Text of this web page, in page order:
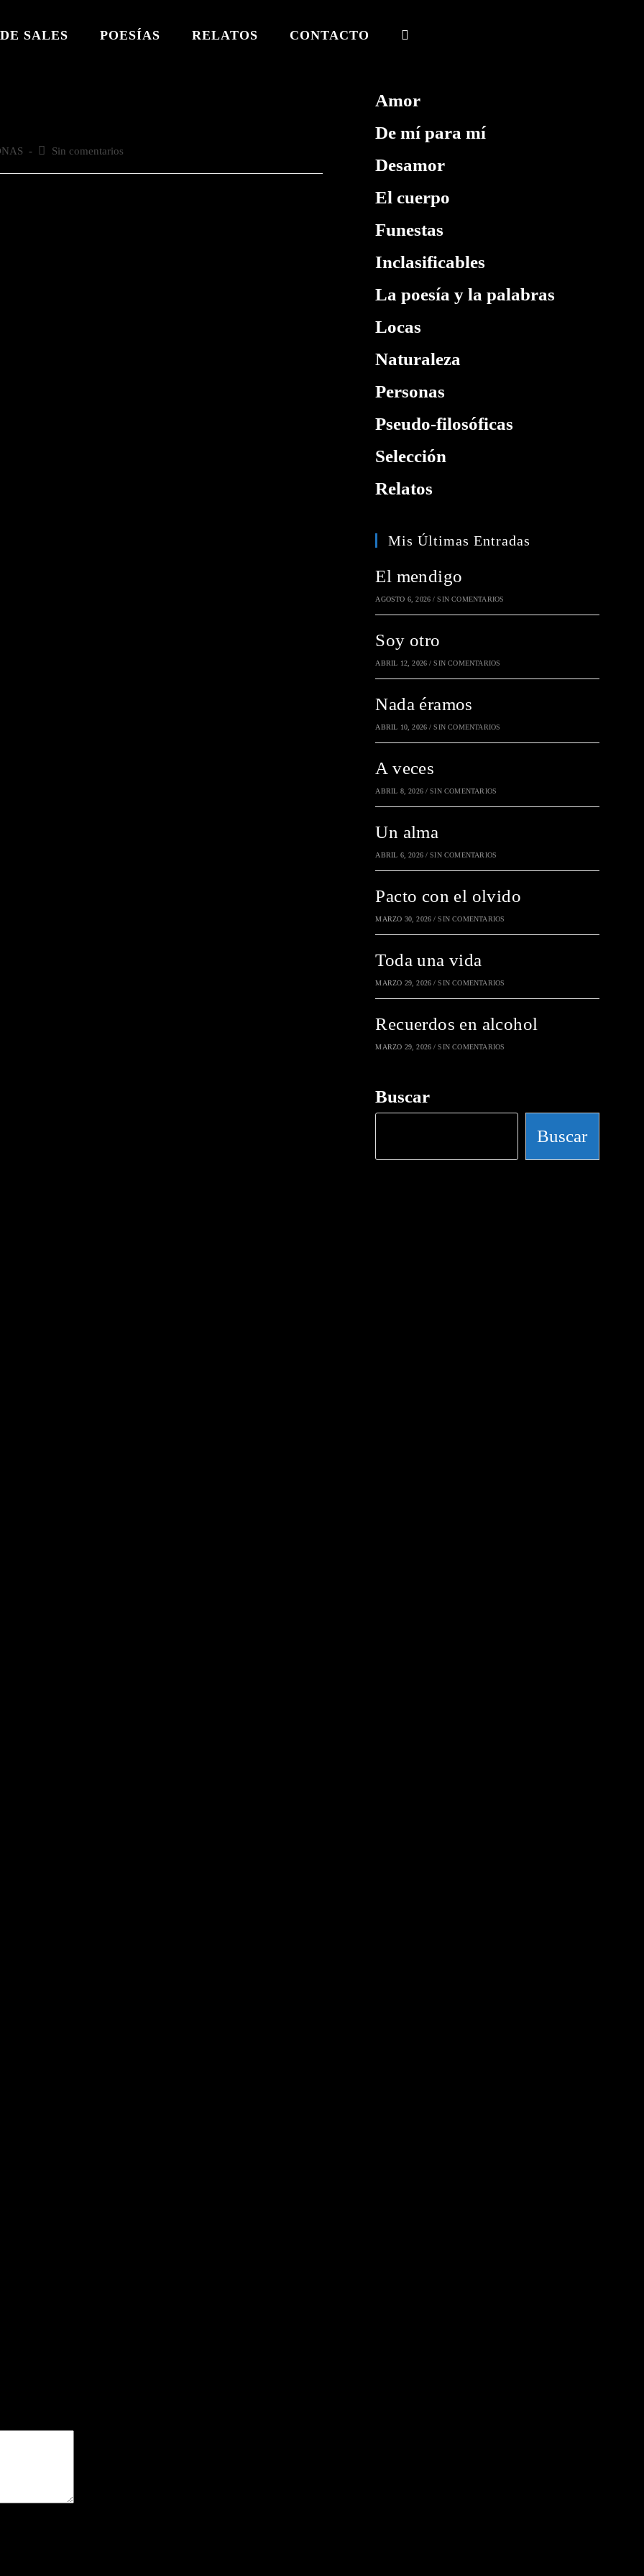
SALES POESÍAS RELATOS CONTACTO
WEB
Comentarios
Sin comentarios
Amor
De mí para mí
Desamor
El cuerpo
Funestas
Inclasificables
La poesía y la palabras
Locas
Naturaleza
Personas
Pseudo-filosóficas
Selección
Relatos
Mis Últimas Entradas
El mendigo
AGOSTO 6, 2026 / SIN COMENTARIOS
Soy otro
ABRIL 12, 2026 / SIN COMENTARIOS
Nada éramos
ABRIL 10, 2026 / SIN COMENTARIOS
A veces
ABRIL 8, 2026 / SIN COMENTARIOS
Un alma
ABRIL 6, 2026 / SIN COMENTARIOS
Pacto con el olvido
MARZO 30, 2026 / SIN COMENTARIOS
Toda una vida
MARZO 29, 2026 / SIN COMENTARIOS
Recuerdos en alcohol
MARZO 29, 2026 / SIN COMENTARIOS
Buscar
Buscar